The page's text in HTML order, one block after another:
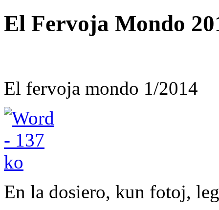
El Fervoja Mondo
El fervoja mondo 1/2014
En la dosiero, kun fotoj,